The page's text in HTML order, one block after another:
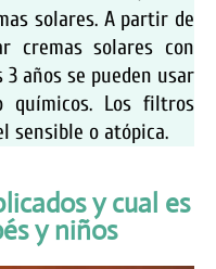
solares. A partir de
cremas solares con
años se pueden usar
Los filtros
sensible o atópica.
y cual es
y niños